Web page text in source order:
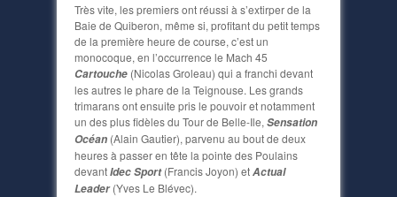
Très vite, les premiers ont réussi à s’extirper de la
Baie de Quiberon, même si, profitant du petit temps
de la première heure de course, c’est un
monocoque, en l’occurrence le Mach 45
Cartouche (Nicolas Groleau) qui a franchi devant
les autres le phare de la Teignouse. Les grands
trimarans ont ensuite pris le pouvoir et notamment
un des plus fidèles du Tour de Belle-Ile, Sensation
Océan (Alain Gautier), parvenu au bout de deux
heures à passer en tête la pointe des Poulains
devantIdec Sport(Francis Joyon) etActual
Leader(Yves Le Blévec).